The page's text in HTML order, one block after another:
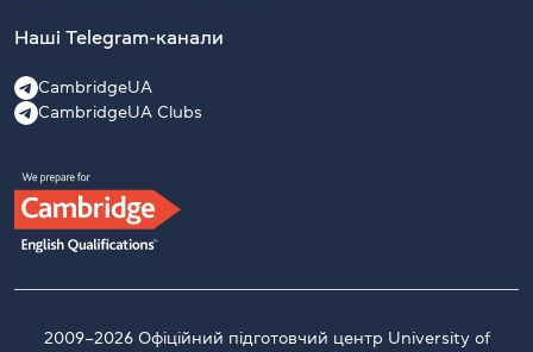
Наші Telegram-канали
CambridgeUA
CambridgeUA Clubs
2009–2026 Офіційний підготовчий центр University of